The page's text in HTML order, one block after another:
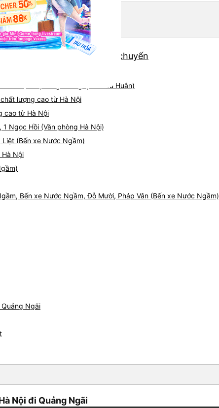
và giá vé ưu đãi nhất: 22 chuyến
tín, giá rẻ nhất 08/2026
Huân (Văn phòng 70 Nguyễn Hữu Huân)
lượng cao từ Hà Nội
cao từ Hà Nội
Ngọc Hồi (Văn phòng Hà Nội)
(Bến xe Nước Ngầm)
Nội
Bến xe Nước Ngầm, Đỗ Mười, Pháp Vân (Bến xe Nước Ngầm)
Ngãi
Nội đi Quảng Ngãi